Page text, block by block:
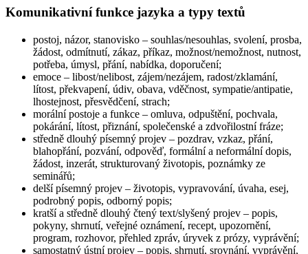
Komunikativní funkce jazyka a typy textů
postoj, názor, stanovisko – souhlas/nesouhlas, svolení, prosba,
žádost, odmítnutí, zákaz, příkaz, možnost/nemožnost, nutnost,
potřeba, úmysl, přání, nabídka, doporučení;
emoce – libost/nelibost, zájem/nezájem, radost/zklamání,
lítost, překvapení, údiv, obava, vděčnost, sympatie/antipatie,
lhostejnost, přesvědčení, strach;
morální postoje a funkce – omluva, odpuštění, pochvala,
pokárání, lítost, přiznání, společenské a zdvořilostní fráze;
středně dlouhý písemný projev – pozdrav, vzkaz, přání,
blahopřání, pozvání, odpověď, formální a neformální dopis,
žádost, inzerát, strukturovaný životopis, poznámky ze
seminářů;
delší písemný projev – životopis, vypravování, úvaha, esej,
podrobný popis, odborný popis;
kratší a středně dlouhý čtený text/slyšený projev – popis,
pokyny, shrnutí, veřejné oznámení, recept, upozornění,
program, rozhovor, přehled zpráv, úryvek z prózy, vyprávění;
samostatný ústní projev – popis, shrnutí, srovnání, vyprávění,